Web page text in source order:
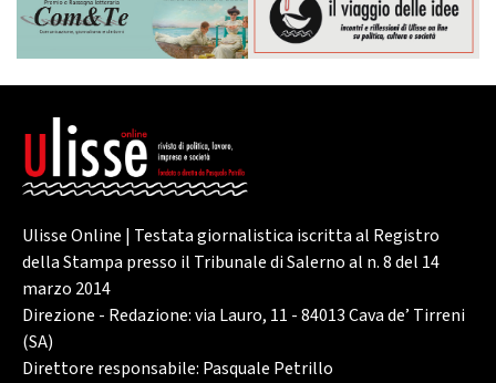
Ulisse Online | Testata giornalistica iscritta al Registro
della Stampa presso il Tribunale di Salerno al n. 8 del 14
marzo 2014
Direzione - Redazione: via Lauro, 11 - 84013 Cava de’ Tirreni
(SA)
Direttore responsabile: Pasquale Petrillo